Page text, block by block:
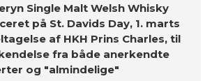
Single Malt Welsh Whisky
på St. Davids Day, 1. marts
af HKH Prins Charles, til
fra både anerkendte
og "almindelige"